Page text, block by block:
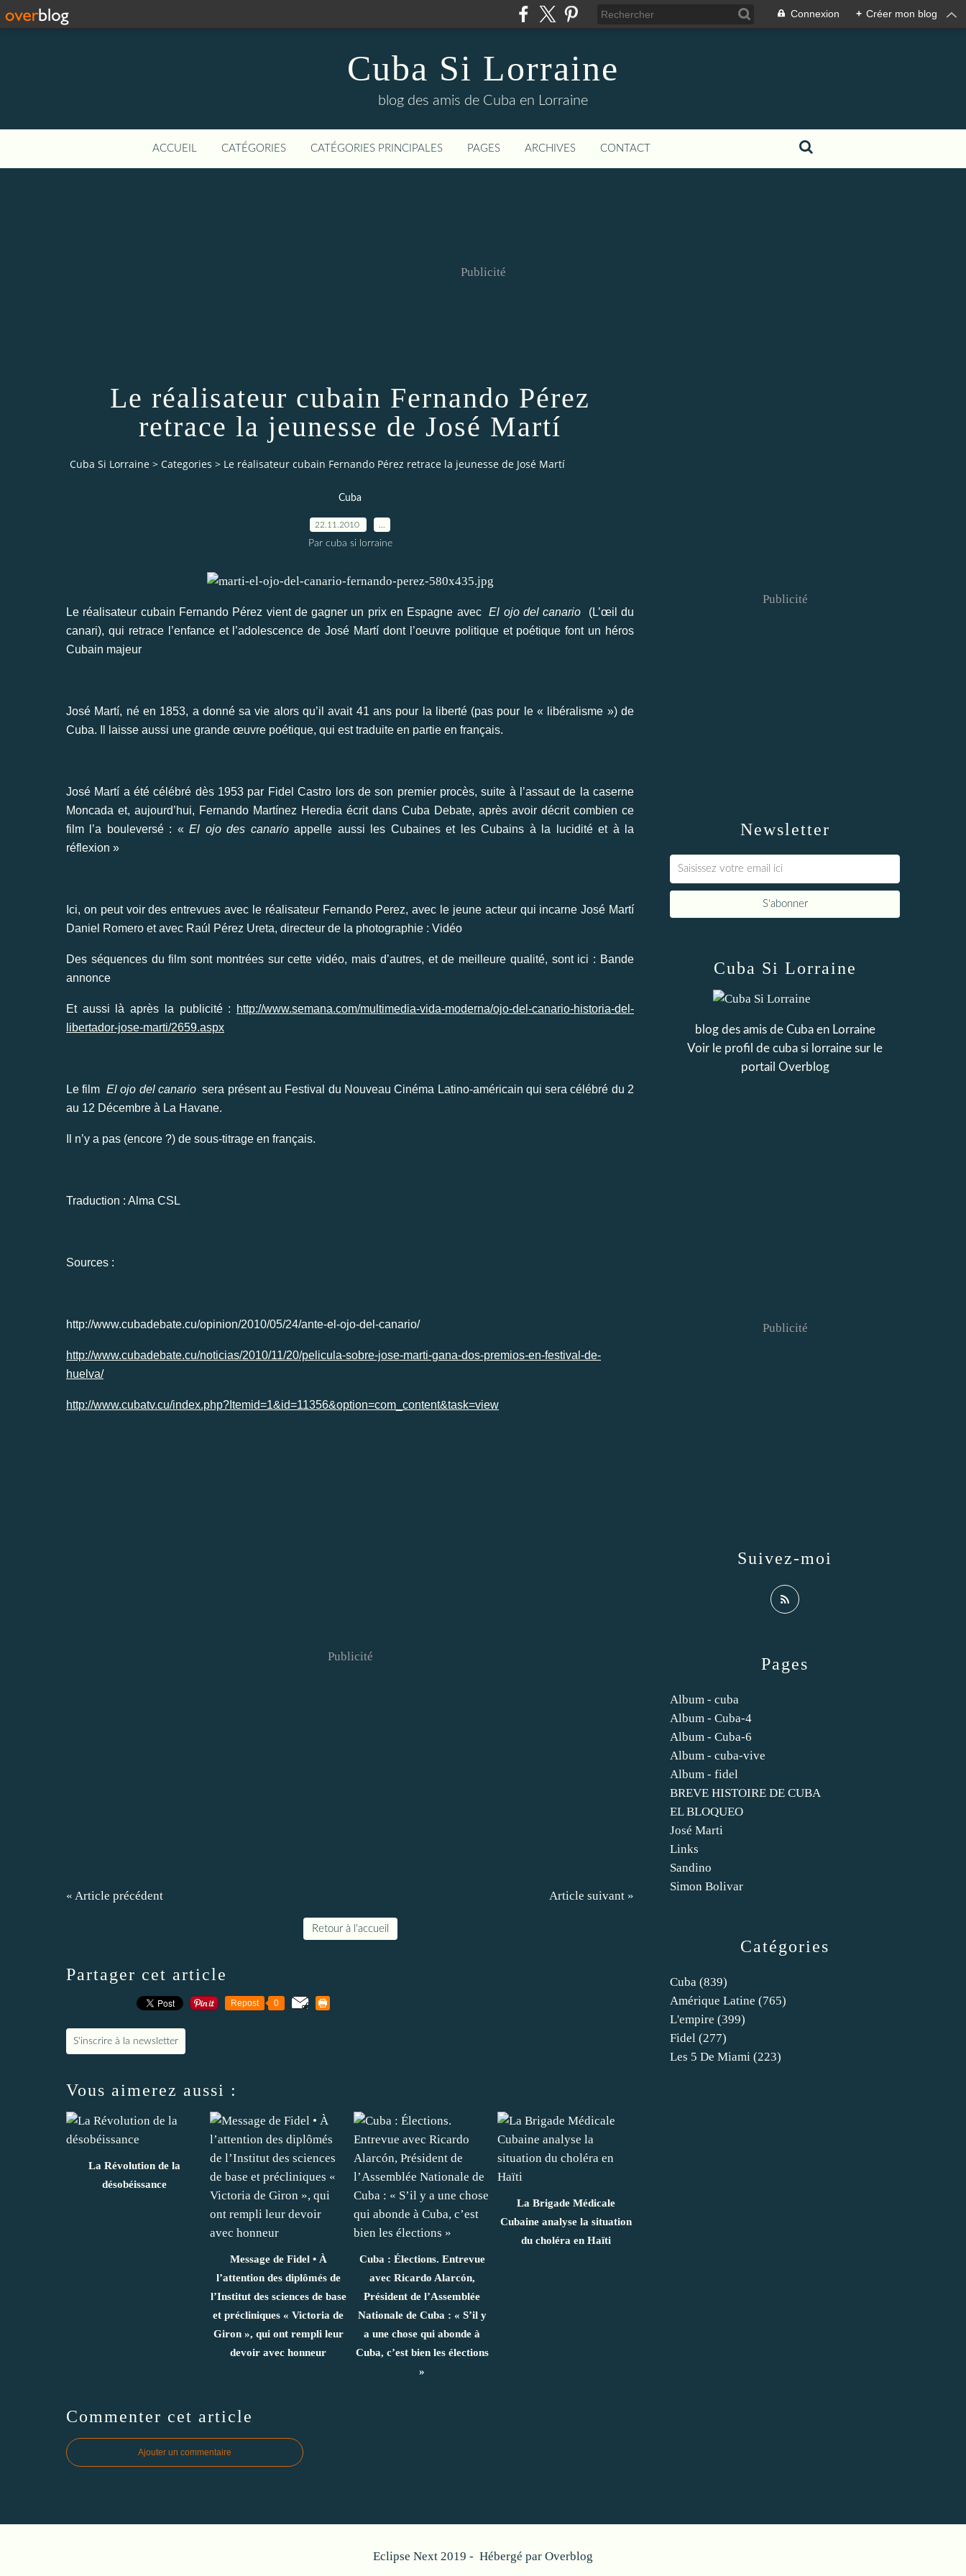
Connexion + Créer mon blog
Cuba Si Lorraine
blog des amis de Cuba en Lorraine
ACCUEIL CATÉGORIES CATÉGORIES PRINCIPALES PAGES ARCHIVES CONTACT
Publicité
Le réalisateur cubain Fernando Pérez
retrace la jeunesse de José Martí
Cuba Si Lorraine > Categories > Le réalisateur cubain Fernando Pérez retrace la jeunesse de José Martí
Cuba
22.11.2010
Par cuba si lorraine
Le réalisateur cubain Fernando Pérez vient de gagner un prix en Espagne avecEl ojo del canario
(L’œil du
canari), qui retrace l’enfance et l’adolescence de José Martí dont l’oeuvre politique et poétique font un héros
Cubain majeur
José Martí, né en 1853, a donné sa vie alors qu’il avait 41 ans pour la liberté (pas pour le « libéralisme ») de
Cuba. Il laisse aussi une grande œuvre poétique, qui est traduite en partie en français.
José Martí a été célébré dès 1953 par Fidel Castro lors de son premier procès, suite à l’assaut de la caserne
Moncada et, aujourd’hui, Fernando Martínez Heredia écrit dans Cuba Debate, après avoir décrit combien ce
film l’a bouleversé : «El ojo des canario appelle aussi les Cubaines et les Cubains à la lucidité et à la
réflexion »
Ici, on peut voir des entrevues avec le réalisateur Fernando Perez, avec le jeune acteur qui incarne José Martí
Daniel Romero et avec Raúl Pérez Ureta, directeur de la photographie : Vidéo
Des séquences du film sont montrées sur cette vidéo, mais d’autres, et de meilleure qualité, sont ici : Bande
annonce
Et aussi là après la publicité :
http://www.semana.com/multimedia-vida-moderna/ojo-del-canario-historia-del-
libertador-jose-marti/2659.aspx
Le film El ojo del canariosera présent au Festival du Nouveau Cinéma Latino-américain qui sera célébré du 2
au 12 Décembre à La Havane.
Il n’y a pas (encore ?) de sous-titrage en français.
Traduction : Alma CSL
Sources :
http://www.cubadebate.cu/opinion/2010/05/24/ante-el-ojo-del-canario/
http://www.cubadebate.cu/noticias/2010/11/20/pelicula-sobre-jose-marti-gana-dos-premios-en-festival-de-
huelva/
http://www.cubatv.cu/index.php?Itemid=1&id=11356&option=com_content&task=view
Publicité
« Article précédent Article suivant »
Retour à l'accueil
Partager cet article
Repost 0
S'inscrire à la newsletter
Vous aimerez aussi :
La Révolution de la
désobéissance
Message de Fidel • À
l’attention des diplômés de
l’Institut des sciences de base
et précliniques « Victoria de
Giron », qui ont rempli leur
devoir avec honneur
Cuba : Élections. Entrevue
avec Ricardo Alarcón,
Président de l’Assemblée
Nationale de Cuba : « S’il y
a une chose qui abonde à
Cuba, c’est bien les élections
»
La Brigade Médicale
Cubaine analyse la situation
du choléra en Haïti
Commenter cet article
Ajouter un commentaire
Newsletter
Publicité
Catégories
Cuba (839)
Amérique Latine (765)
L'empire (399)
Fidel (277)
Les 5 De Miami (223)
Pages
Album - cuba
Album - Cuba-4
Album - Cuba-6
Album - cuba-vive
Album - fidel
BREVE HISTOIRE DE CUBA
EL BLOQUEO
José Marti
Links
Sandino
Simon Bolivar
Cuba Si Lorraine
blog des amis de Cuba en Lorraine
Voir le profil de cuba si lorraine sur le
portail Overblog
Suivez-moi
Publicité
Eclipse Next 2019 - Hébergé par Overblog